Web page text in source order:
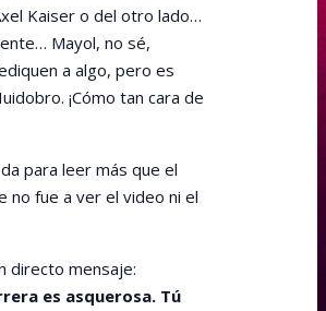
Kaiser o del otro lado…
Mayol, no sé,
a algo, pero es
¡Cómo tan cara de
para leer más que el
no fue a ver el video ni el
directo mensaje:
es asquerosa. Tú